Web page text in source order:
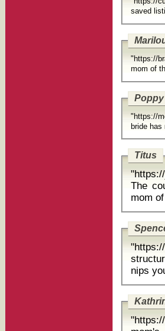
saved
"https://
mom of
Poppy
"https://
Titus
The
mom